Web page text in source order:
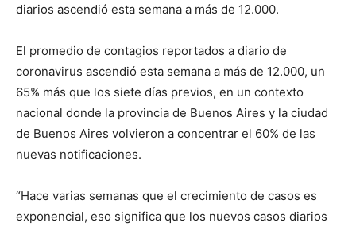
diarios ascendió esta semana a más de 12.000.
El promedio de contagios reportados a diario de
coronavirus ascendió esta semana a más de 12.000, un
65% más que los siete días previos, en un contexto
nacional donde la provincia de Buenos Aires y la ciudad
de Buenos Aires volvieron a concentrar el 60% de las
nuevas notificaciones.
“Hace varias semanas que el crecimiento de casos es
exponencial, eso significa que los nuevos casos diarios